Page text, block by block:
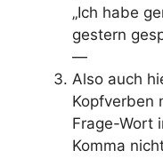
„Ich habe
gestern
—
Also auch
Kopfverben
Frage-Wort
Komma